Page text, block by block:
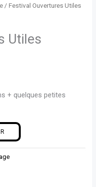
/ Festival Ouvertures Utiles
Utiles
+ quelques petites